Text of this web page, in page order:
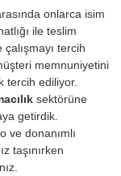
onlarca isim
ile teslim
tercih
memnuniyetini
tercih ediliyor.
sektörüne
getirdik.
ve donanımlı
taşınırken